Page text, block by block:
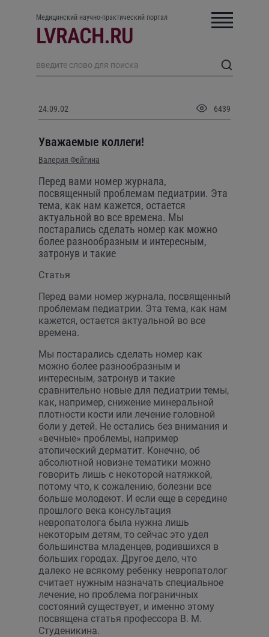
Медицинский научно-практический портал
24.09.02 6439
Уважаемые коллеги!
Валерия Фейгина
Перед вами номер журнала,
посвященный проблемам педиатрии. Эта
тема, как нам кажется, остается
актуальной во все времена. Мы
постарались сделать номер как можно
более разнообразным и интересным,
затронув и такие
Статья
Перед вами номер журнала, посвященный
проблемам педиатрии. Эта тема, как нам
кажется, остается актуальной во все
времена.
Мы постарались сделать номер как
можно более разнообразным и
интересным, затронув и такие
сравнительно новые для педиатрии темы,
как, например, снижение минеральной
плотности кости или лечение головной
боли у детей. Не остались без внимания и
«вечные» проблемы, например
атопический дерматит. Конечно, об
абсолютной новизне тематики можно
говорить лишь с некоторой натяжкой,
потому что, к сожалению, болезни все
больше молодеют. И если еще в середине
прошлого века консультация
невропатолога была нужна лишь
некоторым детям, то сейчас это удел
большинства младенцев, родившихся в
больших городах. Другое дело, что
далеко не всякому ребенку невропатолог
считает нужным назначать специальное
лечение, но проблема пограничных
состояний существует, и именно этому
посвящена статья профессора В. М.
Студеникина.